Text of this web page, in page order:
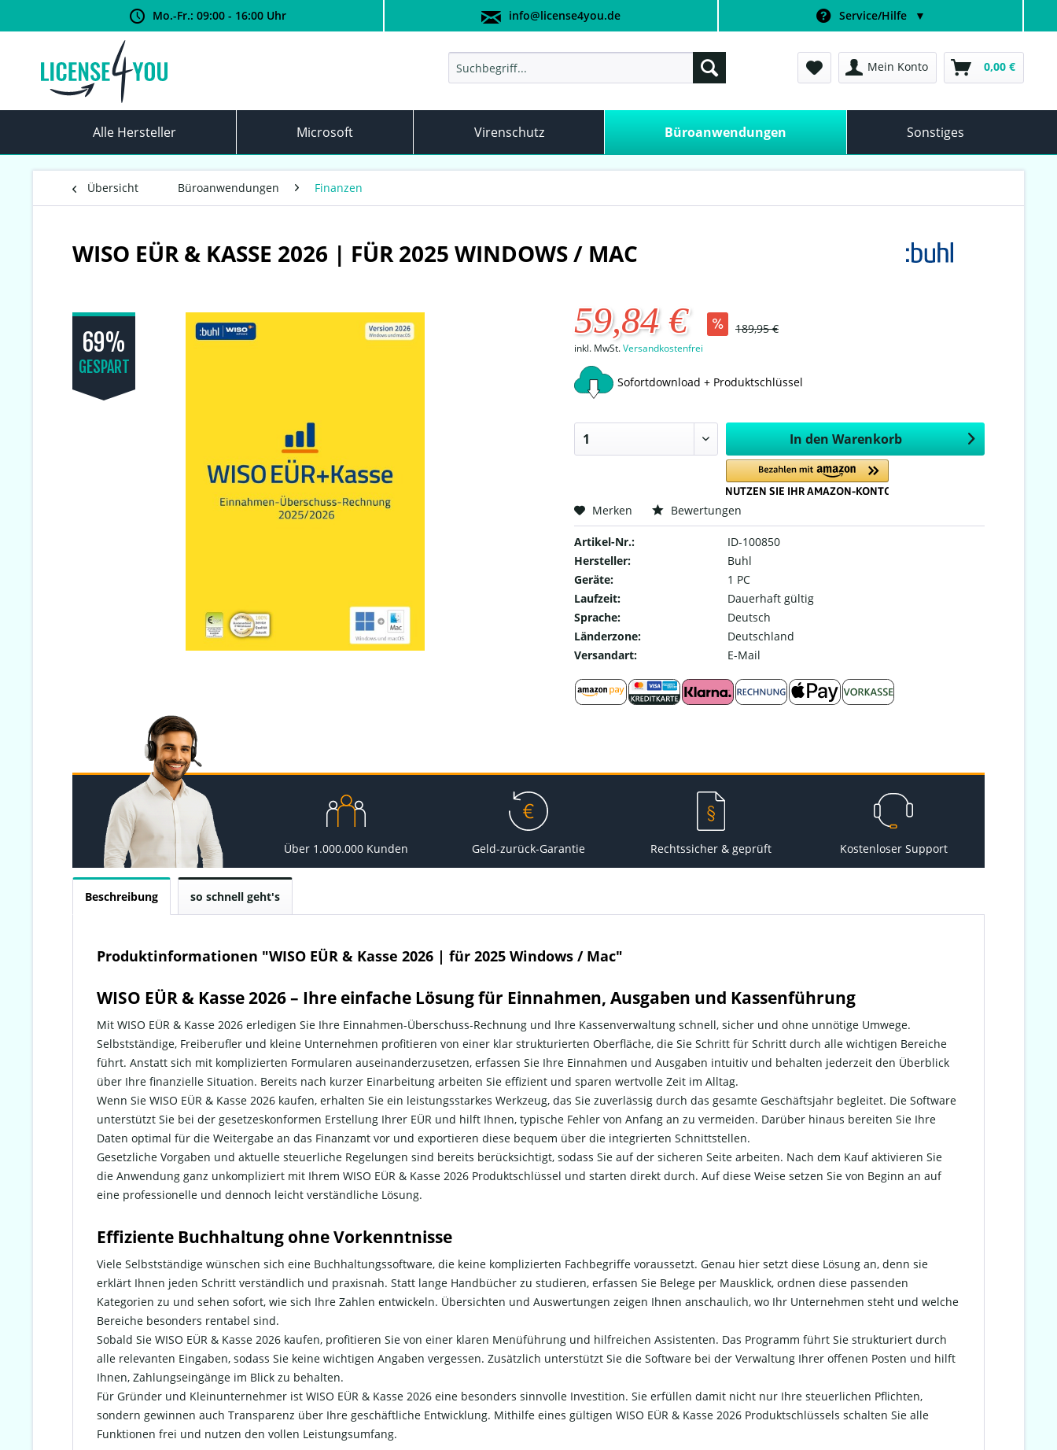
Mo.-Fr.: 09:00 - 16:00 Uhr info@license4you.de Service/Hilfe ▼
Mein Konto 0,00 €
Alle Hersteller Microsoft Virenschutz Büroanwendungen Sonstiges
Übersicht Büroanwendungen Finanzen
WISO EÜR & KASSE 2026 | FÜR 2025 WINDOWS / MAC
69%
GESPART
59,84 € 189,95 €
inkl. MwSt.Versandkostenfrei
Sofortdownload + Produktschlüssel
In den Warenkorb
Merken Bewertungen
Artikel-Nr.:
ID-100850
Hersteller:
Buhl
Geräte:
1 PC
Laufzeit:
Dauerhaft gültig
Sprache:
Deutsch
Länderzone:
Deutschland
Versandart:
E-Mail
Über 1.000.000 Kunden Geld-zurück-Garantie Rechtssicher & geprüft Kostenloser Support
Beschreibung so schnell geht's
Produktinformationen "WISO EÜR & Kasse 2026 | für 2025 Windows / Mac"
WISO EÜR & Kasse 2026 – Ihre einfache Lösung für Einnahmen, Ausgaben und Kassenführung
Mit WISO EÜR & Kasse 2026 erledigen Sie Ihre Einnahmen-Überschuss-Rechnung und Ihre Kassenverwaltung schnell, sicher und ohne unnötige Umwege.
Selbstständige, Freiberufler und kleine Unternehmen profitieren von einer klar strukturierten Oberfläche, die Sie Schritt für Schritt durch alle wichtigen Bereiche
führt. Anstatt sich mit komplizierten Formularen auseinanderzusetzen, erfassen Sie Ihre Einnahmen und Ausgaben intuitiv und behalten jederzeit den Überblick
über Ihre finanzielle Situation. Bereits nach kurzer Einarbeitung arbeiten Sie effizient und sparen wertvolle Zeit im Alltag.
Wenn Sie WISO EÜR & Kasse 2026 kaufen, erhalten Sie ein leistungsstarkes Werkzeug, das Sie zuverlässig durch das gesamte Geschäftsjahr begleitet. Die Software
unterstützt Sie bei der gesetzeskonformen Erstellung Ihrer EÜR und hilft Ihnen, typische Fehler von Anfang an zu vermeiden. Darüber hinaus bereiten Sie Ihre
Daten optimal für die Weitergabe an das Finanzamt vor und exportieren diese bequem über die integrierten Schnittstellen.
Gesetzliche Vorgaben und aktuelle steuerliche Regelungen sind bereits berücksichtigt, sodass Sie auf der sicheren Seite arbeiten. Nach dem Kauf aktivieren Sie
die Anwendung ganz unkompliziert mit Ihrem WISO EÜR & Kasse 2026 Produktschlüssel und starten direkt durch. Auf diese Weise setzen Sie von Beginn an auf
eine professionelle und dennoch leicht verständliche Lösung.
Effiziente Buchhaltung ohne Vorkenntnisse
Viele Selbstständige wünschen sich eine Buchhaltungssoftware, die keine komplizierten Fachbegriffe voraussetzt. Genau hier setzt diese Lösung an, denn sie
erklärt Ihnen jeden Schritt verständlich und praxisnah. Statt lange Handbücher zu studieren, erfassen Sie Belege per Mausklick, ordnen diese passenden
Kategorien zu und sehen sofort, wie sich Ihre Zahlen entwickeln. Übersichten und Auswertungen zeigen Ihnen anschaulich, wo Ihr Unternehmen steht und welche
Bereiche besonders rentabel sind.
Sobald Sie WISO EÜR & Kasse 2026 kaufen, profitieren Sie von einer klaren Menüführung und hilfreichen Assistenten. Das Programm führt Sie strukturiert durch
alle relevanten Eingaben, sodass Sie keine wichtigen Angaben vergessen. Zusätzlich unterstützt Sie die Software bei der Verwaltung Ihrer offenen Posten und hilft
Ihnen, Zahlungseingänge im Blick zu behalten.
Für Gründer und Kleinunternehmer ist WISO EÜR & Kasse 2026 eine besonders sinnvolle Investition. Sie erfüllen damit nicht nur Ihre steuerlichen Pflichten,
sondern gewinnen auch Transparenz über Ihre geschäftliche Entwicklung. Mithilfe eines gültigen WISO EÜR & Kasse 2026 Produktschlüssels schalten Sie alle
Funktionen frei und nutzen den vollen Leistungsumfang.